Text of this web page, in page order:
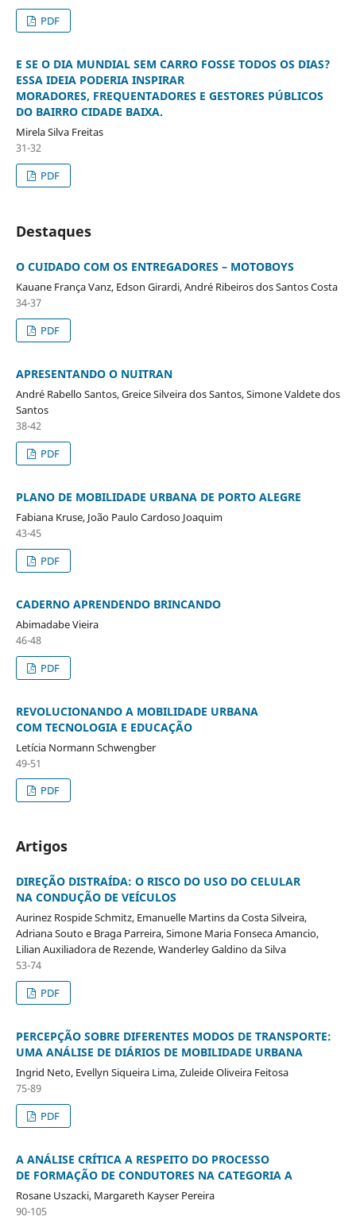
PDF
E SE O DIA MUNDIAL SEM CARRO FOSSE TODOS OS DIAS?
ESSA IDEIA PODERIA INSPIRAR
MORADORES, FREQUENTADORES E GESTORES PÚBLICOS
DO BAIRRO CIDADE BAIXA.
Mirela Silva Freitas
31-32
PDF
Destaques
O CUIDADO COM OS ENTREGADORES – MOTOBOYS
Kauane França Vanz, Edson Girardi, André Ribeiros dos Santos Costa
34-37
PDF
APRESENTANDO O NUITRAN
André Rabello Santos, Greice Silveira dos Santos, Simone Valdete dos
Santos
38-42
PDF
PLANO DE MOBILIDADE URBANA DE PORTO ALEGRE
Fabiana Kruse, João Paulo Cardoso Joaquim
43-45
PDF
CADERNO APRENDENDO BRINCANDO
Abimadabe Vieira
46-48
PDF
REVOLUCIONANDO A MOBILIDADE URBANA
COM TECNOLOGIA E EDUCAÇÃO
Letícia Normann Schwengber
49-51
PDF
Artigos
DIREÇÃO DISTRAÍDA: O RISCO DO USO DO CELULAR
NA CONDUÇÃO DE VEÍCULOS
Aurinez Rospide Schmitz, Emanuelle Martins da Costa Silveira,
Adriana Souto e Braga Parreira, Simone Maria Fonseca Amancio,
Lilian Auxiliadora de Rezende, Wanderley Galdino da Silva
53-74
PDF
PERCEPÇÃO SOBRE DIFERENTES MODOS DE TRANSPORTE:
UMA ANÁLISE DE DIÁRIOS DE MOBILIDADE URBANA
Ingrid Neto, Evellyn Siqueira Lima, Zuleide Oliveira Feitosa
75-89
PDF
A ANÁLISE CRÍTICA A RESPEITO DO PROCESSO
DE FORMAÇÃO DE CONDUTORES NA CATEGORIA A
Rosane Uszacki, Margareth Kayser Pereira
90-105